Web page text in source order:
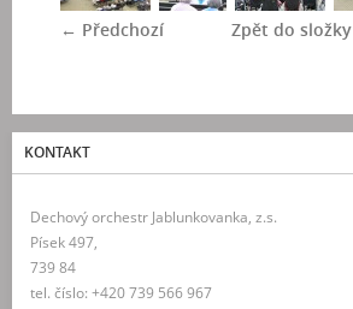
← Předchozí Zpět do složky
KONTAKT
Dechový orchestr Jablunkovanka, z.s.
Písek 497,
739 84
tel. číslo: +420 739 566 967